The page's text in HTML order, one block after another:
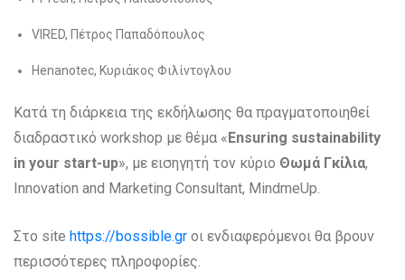
VIRED, Πέτρος Παπαδόπουλος
Henanotec, Κυριάκος Φιλίντογλου
Κατά τη διάρκεια της εκδήλωσης θα πραγματοποιηθεί
διαδραστικό workshop με θέμα « Ensuring sustainability
in your start-up», με εισηγητή τον κύριο Θωμά Γκίλια,
Innovation and Marketing Consultant, MindmeUp.
Στο site https://bossible.gr οι ενδιαφερόμενοι θα βρουν
περισσότερες πληροφορίες.